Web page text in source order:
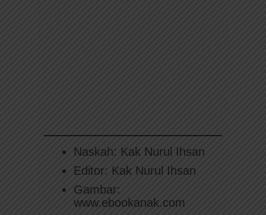
Naskah: Kak Nurul Ihsan
Editor: Kak Nurul Ihsan
Gambar:
www.ebookanak.com